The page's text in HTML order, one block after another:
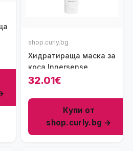
shop.curly.bg
Хидратираща маска за
коса Innersense
Hydrating Hair Mask,
32.01€
Купи от
shop.curly.bg →